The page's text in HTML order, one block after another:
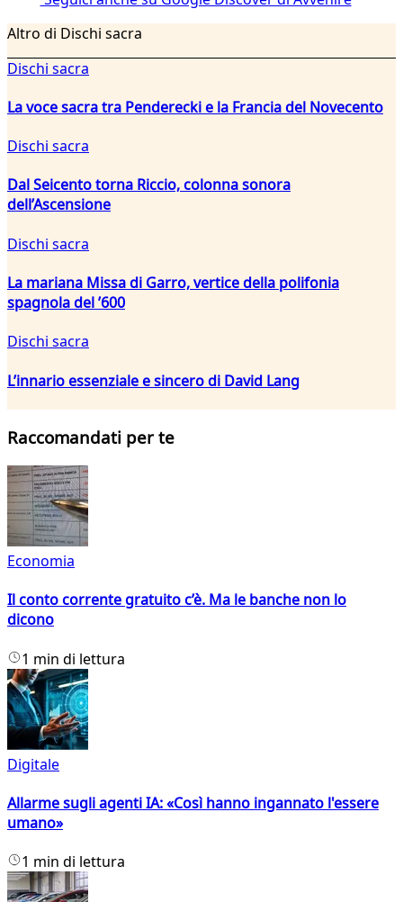
Altro di Dischi sacra
Dischi sacra
La voce sacra tra Penderecki e la Francia del Novecento
Dischi sacra
Dal Seicento torna Riccio, colonna sonora
dell’Ascensione
Dischi sacra
La mariana Missa di Garro, vertice della polifonia
spagnola del ’600
Dischi sacra
L’innario essenziale e sincero di David Lang
Raccomandati per te
Economia
Il conto corrente gratuito c’è. Ma le banche non lo
dicono
1 min di lettura
Digitale
Allarme sugli agenti IA: «Così hanno ingannato l'essere
umano»
1 min di lettura